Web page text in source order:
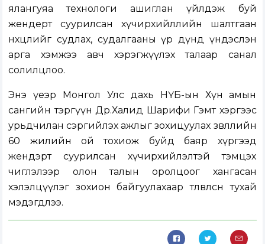
ялангуяа технологи ашиглан үйлдэж буй
жендерт суурилсан хүчирхийллийн шалтгаан
нөхцөлийг судлах, судалгааны үр дүнд үндэслэн
арга хэмжээ авч хэрэгжүүлэх талаар санал
солилцлоо.
Энэ үеэр Монгол Улс дахь НҮБ-ын Хүн амын
сангийн тэргүүн Др.Халид Шарифи Гэмт хэргээс
урьдчилан сэргийлэх ажлыг зохицуулах зөвлөлийн
60 жилийн ой тохиож буйд баяр хүргээд
жендэрт суурилсан хүчирхийлэлтэй тэмцэх
чиглэлээр олон талын оролцоог хангасан
хэлэлцүүлэг зохион байгуулахаар төлөвлөсөн тухай
мэдэгдлээ.